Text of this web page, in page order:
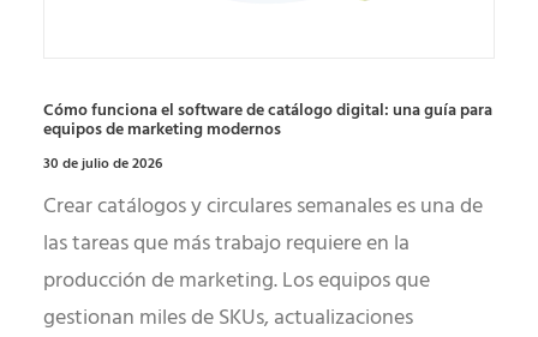
Cómo funciona el software de catálogo digital: una guía para
equipos de marketing modernos
30 de julio de 2026
Crear catálogos y circulares semanales es una de
las tareas que más trabajo requiere en la
producción de marketing. Los equipos que
gestionan miles de SKUs, actualizaciones